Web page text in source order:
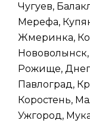
Чугуев,
Мерефа,
Жмеринка,
Нововолынск,
Рожище,
Павлоград,
Коростень,
Ужгород,